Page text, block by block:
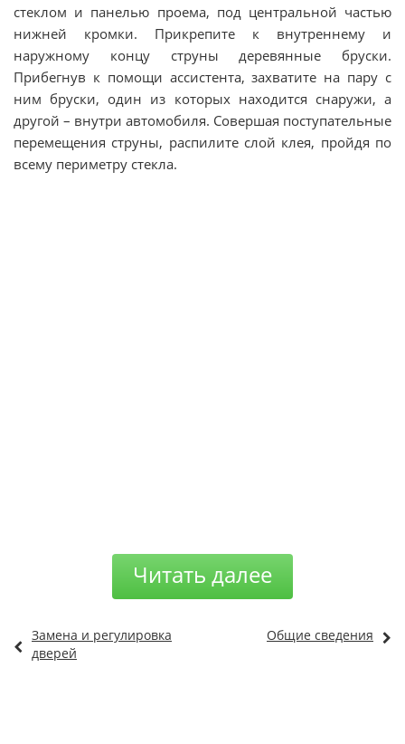
стеклом и панелью проема, под центральной частью
нижней кромки. Прикрепите к внутреннему и
наружному концу струны деревянные бруски.
Прибегнув к помощи ассистента, захватите на пару с
ним бруски, один из которых находится снаружи, а
другой – внутри автомобиля. Совершая поступательные
перемещения струны, распилите слой клея, пройдя по
всему периметру стекла.
Читать далее
Замена и регулировка
дверей
Общие сведения